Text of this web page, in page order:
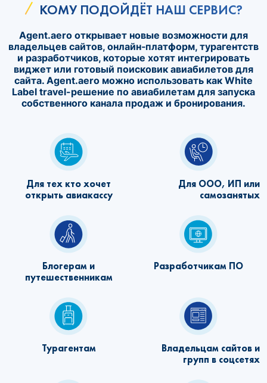
КОМУ ПОДОЙДЁТ НАШ СЕРВИС?
Agent.aero открывает новые возможности для
владельцев сайтов, онлайн‑платформ, турагентств
и разработчиков, которые хотят интегрировать
виджет или готовый поисковик авиабилетов для
сайта. Agent.aero можно использовать как White
Label travel-решение по авиабилетам для запуска
собственного канала продаж и бронирования.
Для тех кто хочет
открыть авиакассу
Для ООО, ИП или
самозанятых
Блогерам и
путешественникам
Разработчикам ПО
Турагентам
Владельцам сайтов и
групп в соцсетях